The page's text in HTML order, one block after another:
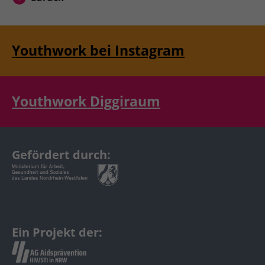
Youthwork bei Instagram
Youthwork Diggiraum
Gefördert durch:
Ein Projekt der: